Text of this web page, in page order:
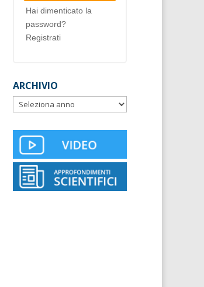
Hai dimenticato la
password?
Registrati
ARCHIVIO